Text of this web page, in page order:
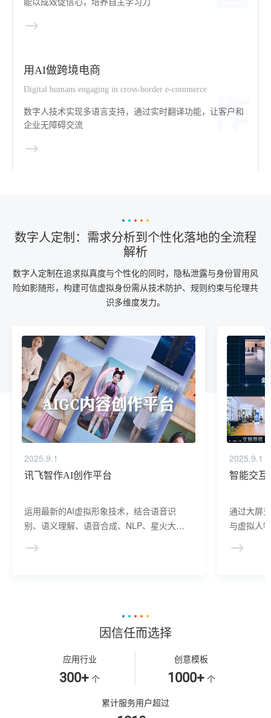
能以成效促信心，培养自主学习力
用AI做跨境电商
Digital humans engaging in cross-border e-commerce
数字人技术实现多语言支持，通过实时翻译功能，让客户和
企业无障碍交流
数字人定制：需求分析到个性化落地的全流程
解析
数字人定制在追求拟真度与个性化的同时，隐私泄露与身份冒用风
险如影随形，构建可信虚拟身份需从技术防护、规则约束与伦理共
识多维度发力。
2025.9.1
讯飞智作AI创作平台
运用最新的AI虚拟形象技术，结合语音识
别、语义理解、语音合成、NLP、星火大模
建、AI驱动、多模态交互的多场景虚拟人产
2025.9.1
智能交互
通过大屏
与虚拟人
景，可广
因信任而选择
应用行业
300+ 个
创意模板
1000+ 个
累计服务用户超过